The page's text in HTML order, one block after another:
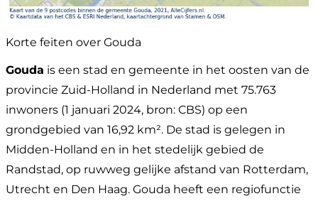
Korte feiten over Gouda
Gouda is een stad en gemeente in het oosten van de
provincie Zuid-Holland in Nederland met 75.763
inwoners (1 januari 2024, bron: CBS) op een
grondgebied van 16,92 km². De stad is gelegen in
Midden-Holland en in het stedelijk gebied de
Randstad, op ruwweg gelijke afstand van Rotterdam,
Utrecht en Den Haag. Gouda heeft een regiofunctie